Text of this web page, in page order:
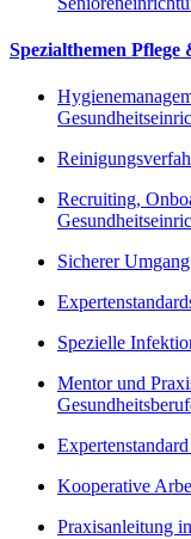
Spezialthemen Pflege
Recruiting,
Sicherer
Spezielle
Mentor und
Kooperative
Praxisanleitung